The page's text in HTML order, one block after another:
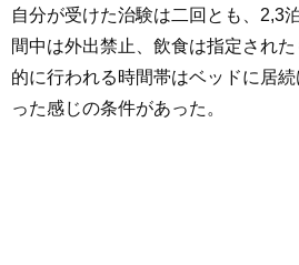
自分が受けた治験は二回とも、2,3
間中は外出禁止、飲食は指定され
的に行われる時間帯はベッドに居
った感じの条件があった。